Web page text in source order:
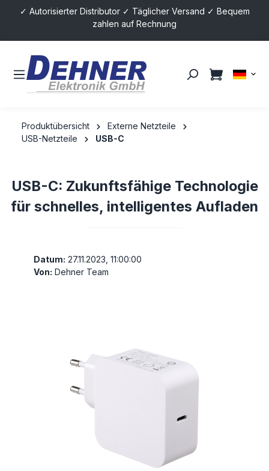
springen
✓ Autorisierter Distributor ✓ Täglicher Versand ✓ Bequem
zahlen auf Rechnung
Produktübersicht
Externe Netzteile
USB-Netzteile
USB-C
USB-C: Zukunftsfähige Technologie
für schnelles, intelligentes Aufladen
Datum: 27.11.2023, 11:00:00
Von: Dehner Team